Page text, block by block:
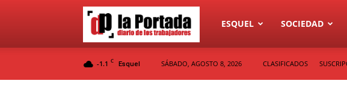
Diario
ESQUEL SOCIEDAD
-1.1 C Esquel SÁBADO, AGOSTO 8, 2026 CLASIFICADOS